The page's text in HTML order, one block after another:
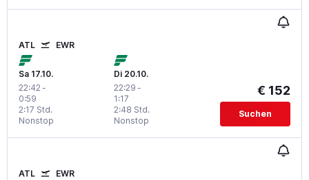
ATL EWR
Sa 17.10.
22:42 -
0:59
Nonstop
2:17 Std.
Di 20.10.
22:29 -
1:17
Nonstop
2:48 Std.
€ 152
Suchen
ATL EWR